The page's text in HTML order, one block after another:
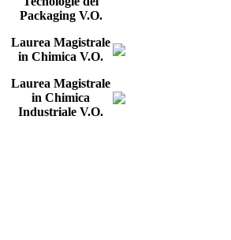
Packaging V.O.
Laurea Magistrale
in Chimica V.O.
Laurea Magistrale
in Chimica
Industriale V.O.